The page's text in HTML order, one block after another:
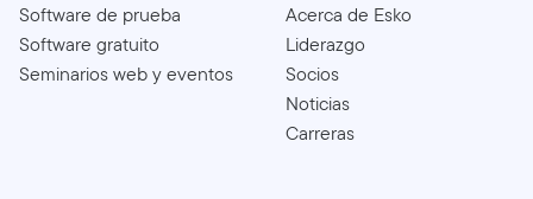
Software de prueba
Software gratuito
Seminarios web y eventos
Acerca de Esko
Liderazgo
Socios
Noticias
Carreras